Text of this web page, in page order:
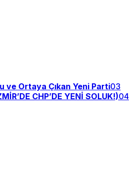
ve Ortaya Çıkan Yeni Parti03
CHP’DE YENİ SOLUK!)04